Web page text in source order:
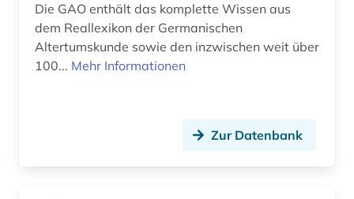
geschichte 1820-1870 (1)
geschichte 1827-1923 (1)
Die GAO enthält das komplette Wissen aus
dem Reallexikon der Germanischen
Altertumskunde sowie den inzwischen weit über
100... Mehr Informationen
Zur Datenbank